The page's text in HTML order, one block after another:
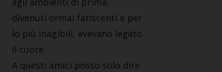
divenuti ormai fatiscenti e per
lo più inagibili, avevano legato
il cuore.
A questi amici posso solo dire